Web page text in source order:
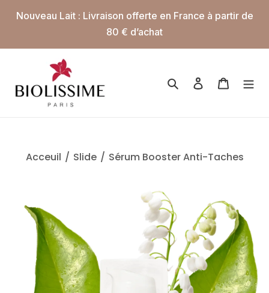
Nouveau Lait : Livraison offerte en France à partir de
80 € d’achat
RechercherSe connecter
Panier
Acceuil / Slide / Sérum Booster Anti-Taches